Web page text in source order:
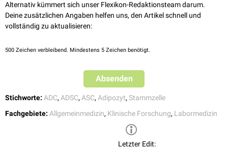
Alternativ kümmert sich unser Flexikon-Redaktionsteam darum.
Deine zusätzlichen Angaben helfen uns, den Artikel schnell und
vollständig zu aktualisieren:
500 Zeichen verbleibend. Mindestens 5 Zeichen benötigt.
Absenden
Stichworte: ADC, ADSC, ASC, Adipozyt, Stammzelle
Fachgebiete: Allgemeinmedizin, Klinische Forschung, Labormedizin
Letzter Edit: